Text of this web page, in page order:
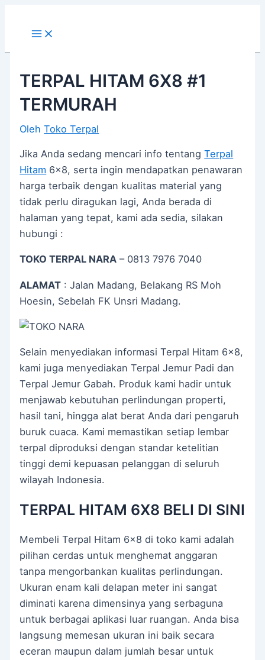
konten
TERPAL HITAM 6X8 #1
TERMURAH
OlehToko Terpal
Jika Anda sedang mencari info tentangTerpal
Hitam 6×8, serta ingin mendapatkan penawaran
harga terbaik dengan kualitas material yang
tidak perlu diragukan lagi, Anda berada di
halaman yang tepat, kami ada sedia, silakan
hubungi :
TOKO TERPAL NARA – 0813 7976 7040
ALAMAT : Jalan Madang, Belakang RS Moh
Hoesin, Sebelah FK Unsri Madang.
Selain menyediakan informasi Terpal Hitam 6×8,
kami juga menyediakan Terpal Jemur Padi dan
Terpal Jemur Gabah. Produk kami hadir untuk
menjawab kebutuhan perlindungan properti,
hasil tani, hingga alat berat Anda dari pengaruh
buruk cuaca. Kami memastikan setiap lembar
terpal diproduksi dengan standar ketelitian
tinggi demi kepuasan pelanggan di seluruh
wilayah Indonesia.
TERPAL HITAM 6X8 BELI DI SINI
Membeli Terpal Hitam 6×8 di toko kami adalah
pilihan cerdas untuk menghemat anggaran
tanpa mengorbankan kualitas perlindungan.
Ukuran enam kali delapan meter ini sangat
diminati karena dimensinya yang serbaguna
untuk berbagai aplikasi luar ruangan. Anda bisa
langsung memesan ukuran ini baik secara
eceran maupun dalam jumlah besar untuk